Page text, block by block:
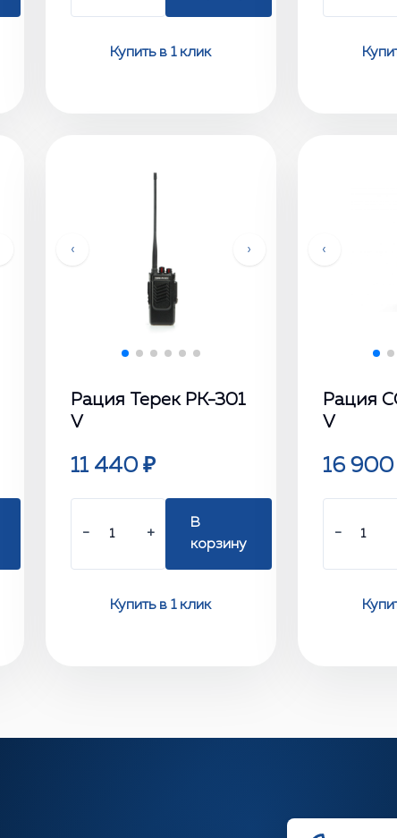
Купить в 1 клик
‹ ›
Рация Терек РК-301
V
11 440 ₽
− +
В
корзину
Купить в 1 клик
‹
Рация
V
16 900
−